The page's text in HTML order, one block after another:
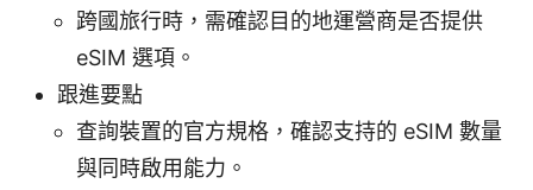
跨國旅行時，需確認目的地運營商是否提供
eSIM 選項。
跟進要點
查詢裝置的官方規格，確認支持的 eSIM 數量
與同時啟用能力。